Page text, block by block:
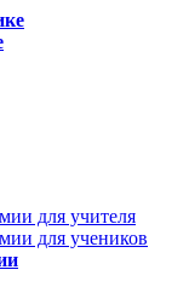
для учителя
для учеников